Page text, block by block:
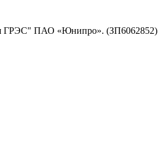
ГРЭС" ПАО «Юнипро». (ЗП6062852)